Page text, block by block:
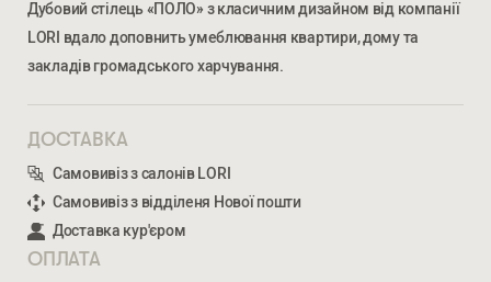
Дубовий стілець «ПОЛО» з класичним дизайном від компанії
LORI вдало доповнить умеблювання квартири, дому та
закладів громадського харчування.
ДОСТАВКА
Самовивіз з салонів LORI
Самовивіз з відділеня Нової пошти
Доставка кур'єром
ОПЛАТА
Ми відкриті для співпраці з компаніями, які займаються
облаштуванням житлової та комерційної нерухомості